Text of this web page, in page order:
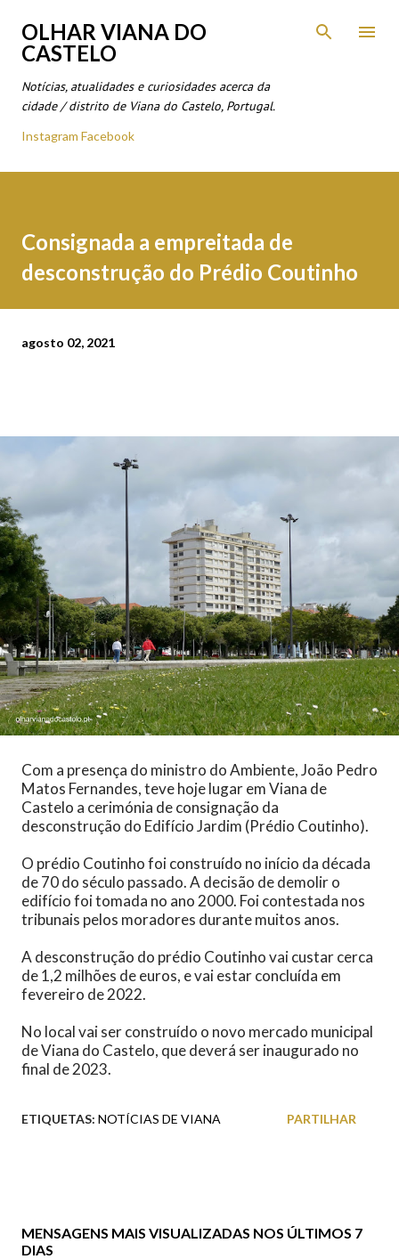
Avançar para o conteúdo principal
OLHAR VIANA DO
CASTELO
Notícias, atualidades e curiosidades acerca da
cidade / distrito de Viana do Castelo, Portugal.
Instagram Facebook
Consignada a empreitada de
desconstrução do Prédio Coutinho
agosto 02, 2021
Com a presença do ministro do Ambiente, João Pedro
Matos Fernandes, teve hoje lugar em Viana de
Castelo a cerimónia de consignação da
desconstrução do Edifício Jardim (Prédio Coutinho).
O prédio Coutinho foi construído no início da década
de 70 do século passado. A decisão de demolir o
edifício foi tomada no ano 2000. Foi contestada nos
tribunais pelos moradores durante muitos anos.
A desconstrução do prédio Coutinho vai custar cerca
de 1,2 milhões de euros, e vai estar concluída em
fevereiro de 2022.
No local vai ser construído o novo mercado municipal
de Viana do Castelo, que deverá ser inaugurado no
final de 2023.
ETIQUETAS: NOTÍCIAS DE VIANA PARTILHAR
MENSAGENS MAIS VISUALIZADAS NOS ÚLTIMOS 7
DIAS